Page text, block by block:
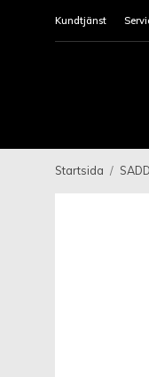
Kundtjänst
Startsida /